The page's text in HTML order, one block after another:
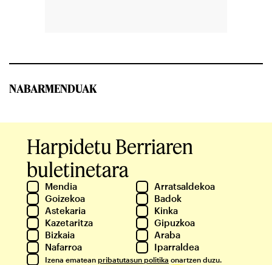
NABARMENDUAK
Harpidetu Berriaren
buletinetara
Mendia
Arratsaldekoa
Goizekoa
Badok
Astekaria
Kinka
Kazetaritza
Gipuzkoa
Bizkaia
Araba
Nafarroa
Iparraldea
Izena ematean pribatutasun politika onartzen duzu.